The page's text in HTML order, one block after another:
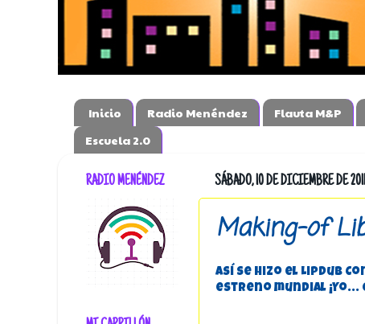
Inicio Radio Menéndez Flauta M&P
Escuela 2.0
SÁBADO, 10 DE DICIEMBRE DE 2011
Making-of
Así se hizo el LipDub
estreno mundial ¡Yo...
RADIO MENÉNDEZ